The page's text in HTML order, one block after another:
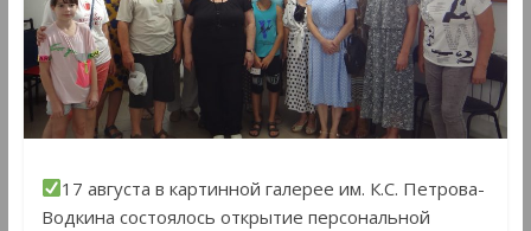
17 августа в картинной галерее им. К.С. Петрова-
Водкина состоялось открытие персональной